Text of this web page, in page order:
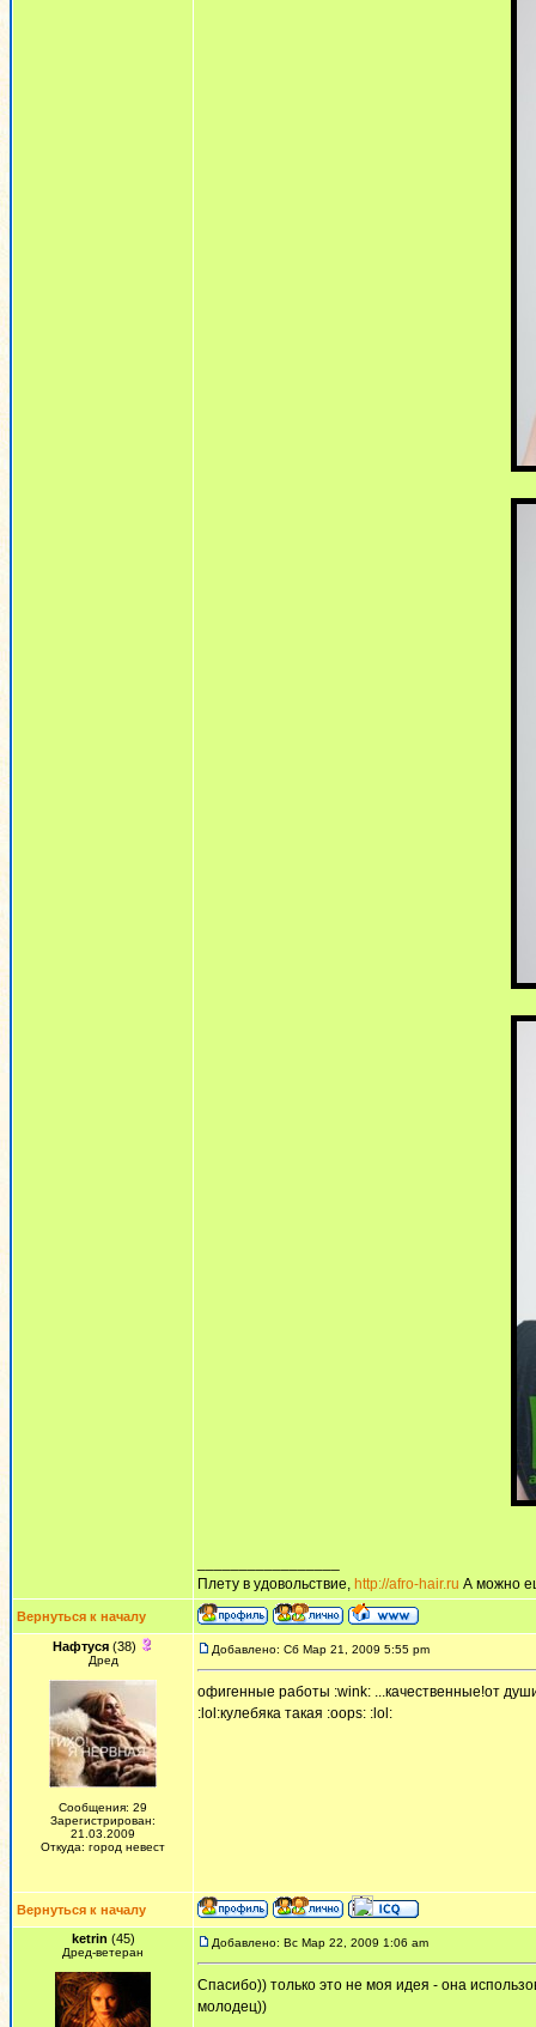
Плету в удовольствие, http://afro-hair.ru А можно
Вернуться к началу
Нафтуся (38)
Дред
Сообщения: 29
Зарегистрирован:
21.03.2009
Откуда: город невест
Добавлено: Сб Мар 21, 2009 5:55 pm
офигенные работы :wink: ...качественные!от
:lol:кулебяка такая :oops: :lol:
Вернуться к началу
ketrin (45)
Дред-ветеран
Добавлено: Вс Мар 22, 2009 1:06 am
Спасибо)) только это не моя идея - она
молодец))